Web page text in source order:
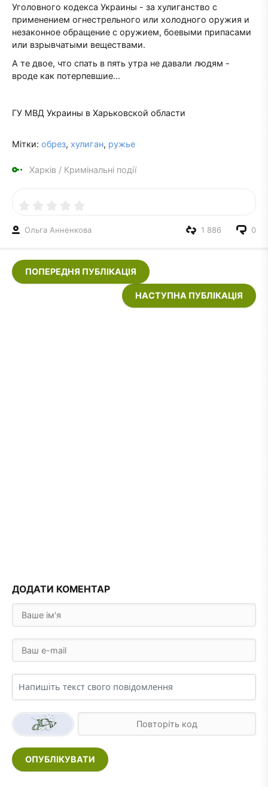
Уголовного кодекса Украины - за хулиганство с
применением огнестрельного или холодного оружия и
незаконное обращение с оружием, боевыми припасами
или взрывчатыми веществами.
А те двое, что спать в пять утра не давали людям -
вроде как потерпевшие...
ГУ МВД Украины в Харьковской области
Мітки: обрез, хулиган, ружье
Харків / Кримінальні події
Ольга Анненкова 0
1 886
ПОПЕРЕДНЯ ПУБЛІКАЦІЯ
НАСТУПНА ПУБЛІКАЦІЯ
ДОДАТИ КОМЕНТАР
ОПУБЛІКУВАТИ